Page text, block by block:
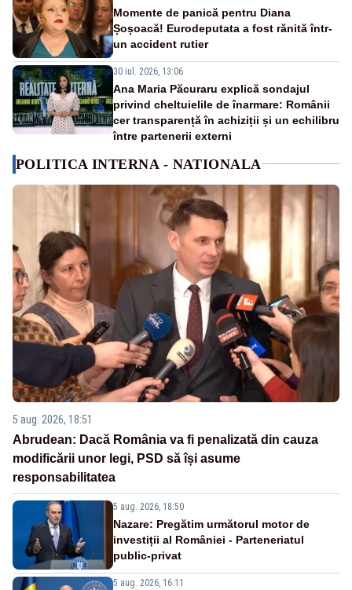
Momente de panică pentru Diana
Șoșoacă! Eurodeputata a fost rănită într-
un accident rutier
30 iul. 2026, 13:06
Ana Maria Păcuraru explică sondajul
privind cheltuielile de înarmare: Românii
cer transparență în achiziții și un echilibru
între partenerii externi
POLITICA INTERNA - NATIONALA
5 aug. 2026, 18:51
Abrudean: Dacă România va fi penalizată din cauza
modificării unor legi, PSD să își asume
responsabilitatea
5 aug. 2026, 18:50
Nazare: Pregătim următorul motor de
investiții al României - Parteneriatul
public-privat
5 aug. 2026, 16:11